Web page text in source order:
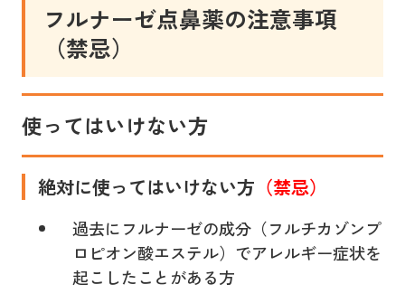
フルナーゼ点鼻薬の注意事項
（禁忌）
使ってはいけない方
絶対に使ってはいけない方 （禁忌）
過去にフルナーゼの成分（フルチカゾンプ
ロピオン酸エステル）でアレルギー症状を
起こしたことがある方